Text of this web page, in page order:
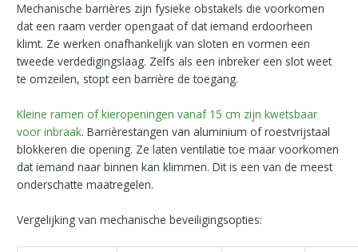
Mechanische barrières zijn fysieke obstakels die voorkomen
dat een raam verder opengaat of dat iemand erdoorheen
klimt. Ze werken onafhankelijk van sloten en vormen een
tweede verdedigingslaag. Zelfs als een inbreker een slot weet
te omzeilen, stopt een barrière de toegang.
Kleine ramen of kieropeningen vanaf 15 cm zijn kwetsbaar
voor inbraak. Barrièrestangen van aluminium of roestvrijstaal
blokkeren die opening. Ze laten ventilatie toe maar voorkomen
dat iemand naar binnen kan klimmen. Dit is een van de meest
onderschatte maatregelen.
Vergelijking van mechanische beveiligingsopties: